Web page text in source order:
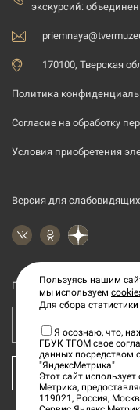
экскурсий:
170100, Тверская
Политика
Согласие на обработку
Условия приобретения
Версия для слабовидящих
Подпишитесь на
Ваш e-mail адрес
Пользуясь нашим
мы используем
Для сбора
Я осознаю, что,
ГБУК ТГОМ свое
данных посредством
"ЯндексМетрика"
Этот сайт
Метрика,
119021, Россия,